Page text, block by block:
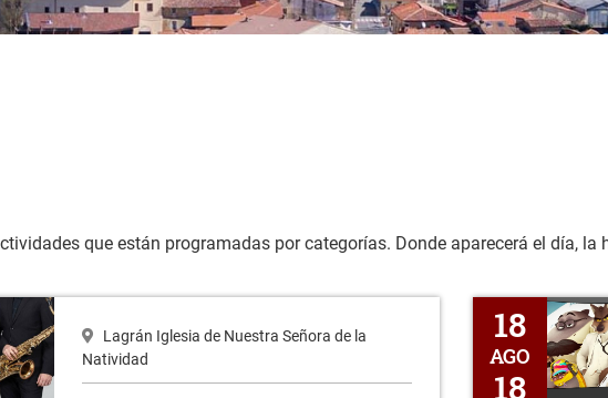
que están programadas por categorías. Donde aparecerá el día, la
al movimiento"
Lagrán Iglesia de Nuestra Señora de la
Natividad
Cine al Aire Libre
18
AGO
18